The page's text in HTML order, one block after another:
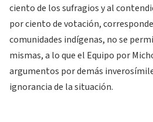
ciento de los sufragios y al
por ciento de votación,
comunidades indígenas, no se
mismas, a lo que el Equipo por
argumentos por demás
ignorancia de la situación.